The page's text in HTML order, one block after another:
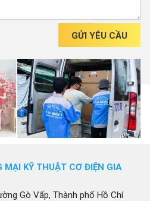
GỬI YÊU CẦU
KỸ THUẬT CƠ ĐIỆN GIA
Gò Vấp, Thành phố Hồ Chí